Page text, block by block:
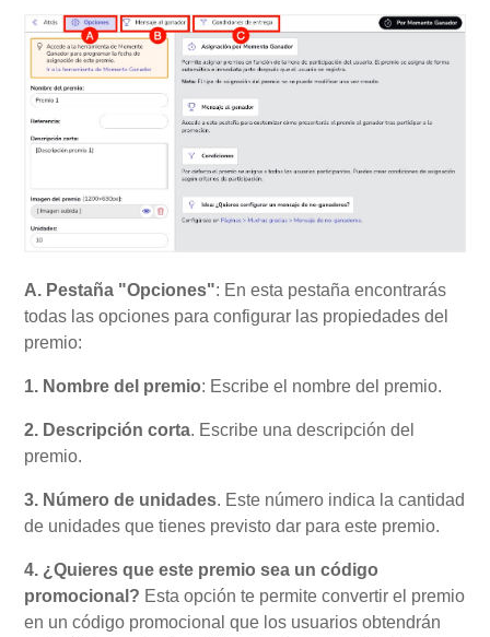
A. Pestaña "Opciones": En esta pestaña encontrarás
todas las opciones para configurar las propiedades del
premio:
1. Nombre del premio: Escribe el nombre del premio.
2. Descripción corta. Escribe una descripción del
premio.
3. Número de unidades. Este número indica la cantidad
de unidades que tienes previsto dar para este premio.
4. ¿Quieres que este premio sea un código
promocional? Esta opción te permite convertir el premio
en un código promocional que los usuarios obtendrán